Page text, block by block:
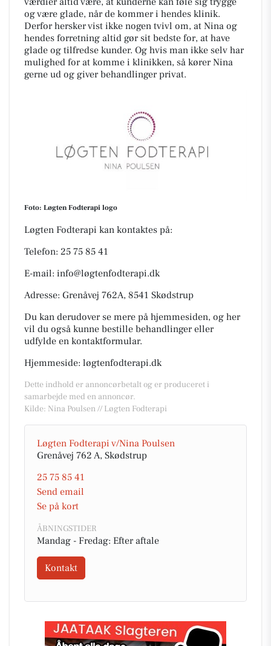
og være glade, når de kommer i hendes klinik.
Derfor hersker vist ikke nogen tvivl om, at Nina og
hendes forretning altid gør sit bedste for, at have
glade og tilfredse kunder. Og hvis man ikke selv har
mulighed for at komme i klinikken, så kører Nina
gerne ud og giver behandlinger privat.
Foto: Løgten Fodterapi logo
Løgten Fodterapi kan kontaktes på:
Telefon: 25 75 85 41
E-mail: info@løgtenfodterapi.dk
Adresse: Grenåvej 762A, 8541 Skødstrup
Du kan derudover se mere på hjemmesiden, og her
vil du også kunne bestille behandlinger eller
udfylde en kontaktformular.
Hjemmeside: løgtenfodterapi.dk
Dette indhold er annoncørbetalt og er produceret i
samarbejde med en annoncør.
Kilde: Nina Poulsen // Løgten Fodterapi
Løgten Fodterapi v/Nina Poulsen
Grenåvej 762 A, Skødstrup
25 75 85 41
Send email
Se på kort
ÅBNINGSTIDER
Mandag - Fredag: Efter aftale
Kontakt